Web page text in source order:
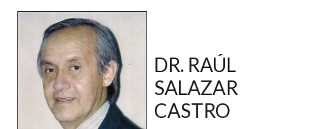
DR. RAÚL
SALAZAR
CASTRO